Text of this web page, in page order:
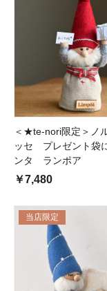
＜★te-nori限定＞ノ
ッセ プレゼント袋
ンタ ランポア
￥7,480
当店限定